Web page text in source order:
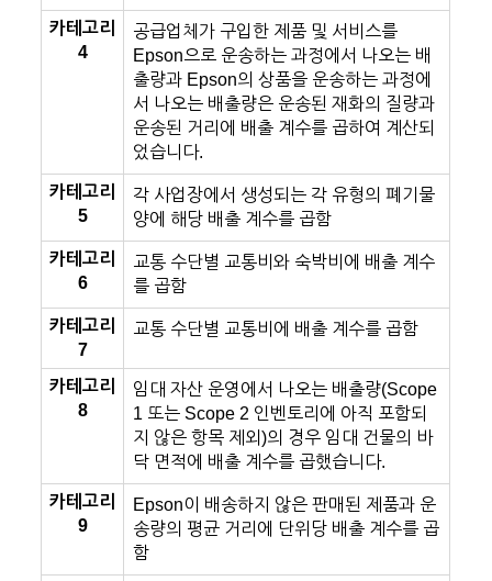
카테고리
4
공급업체가 구입한 제품 및 서비스를
Epson으로 운송하는 과정에서 나오는 배
출량과 Epson의 상품을 운송하는 과정에
서 나오는 배출량은 운송된 재화의 질량과
운송된 거리에 배출 계수를 곱하여 계산되
었습니다.
카테고리
5
각 사업장에서 생성되는 각 유형의 폐기물
양에 해당 배출 계수를 곱함
카테고리
6
교통 수단별 교통비와 숙박비에 배출 계수
를 곱함
카테고리
7
교통 수단별 교통비에 배출 계수를 곱함
카테고리
8
임대 자산 운영에서 나오는 배출량(Scope
1 또는 Scope 2 인벤토리에 아직 포함되
지 않은 항목 제외)의 경우 임대 건물의 바
닥 면적에 배출 계수를 곱했습니다.
카테고리
9
Epson이 배송하지 않은 판매된 제품과 운
송량의 평균 거리에 단위당 배출 계수를 곱
함